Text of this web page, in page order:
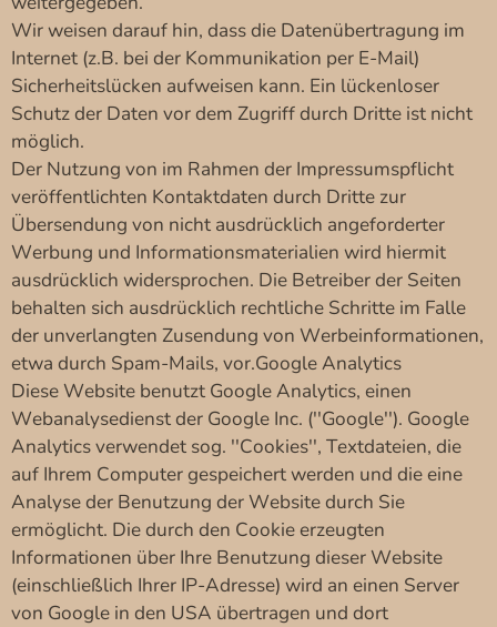
Wir weisen darauf hin, dass die Datenübertragung im
Internet (z.B. bei der Kommunikation per E-Mail)
Sicherheitslücken aufweisen kann. Ein lückenloser
Schutz der Daten vor dem Zugriff durch Dritte ist nicht
möglich.
Der Nutzung von im Rahmen der Impressumspflicht
veröffentlichten Kontaktdaten durch Dritte zur
Übersendung von nicht ausdrücklich angeforderter
Werbung und Informationsmaterialien wird hiermit
ausdrücklich widersprochen. Die Betreiber der Seiten
behalten sich ausdrücklich rechtliche Schritte im Falle
der unverlangten Zusendung von Werbeinformationen,
etwa durch Spam-Mails, vor.Google Analytics
Diese Website benutzt Google Analytics, einen
Webanalysedienst der Google Inc. (''Google''). Google
Analytics verwendet sog. ''Cookies'', Textdateien, die
auf Ihrem Computer gespeichert werden und die eine
Analyse der Benutzung der Website durch Sie
ermöglicht. Die durch den Cookie erzeugten
Informationen über Ihre Benutzung dieser Website
(einschließlich Ihrer IP-Adresse) wird an einen Server
von Google in den USA übertragen und dort